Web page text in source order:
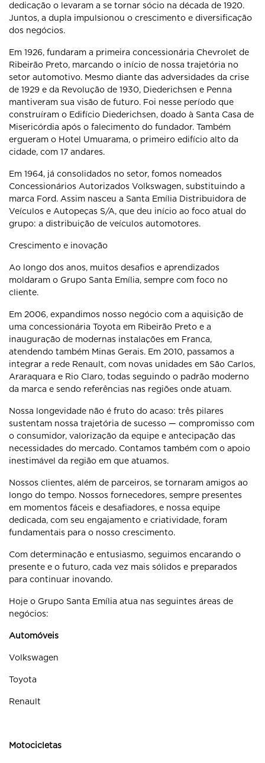
dedicação o levaram a se tornar sócio na década de 1920.
Juntos, a dupla impulsionou o crescimento e diversificação
dos negócios.
Em 1926, fundaram a primeira concessionária Chevrolet de
Ribeirão Preto, marcando o início de nossa trajetória no
setor automotivo. Mesmo diante das adversidades da crise
de 1929 e da Revolução de 1930, Diederichsen e Penna
mantiveram sua visão de futuro. Foi nesse período que
construíram o Edifício Diederichsen, doado à Santa Casa de
Misericórdia após o falecimento do fundador. Também
ergueram o Hotel Umuarama, o primeiro edifício alto da
cidade, com 17 andares.
Em 1964, já consolidados no setor, fomos nomeados
Concessionários Autorizados Volkswagen, substituindo a
marca Ford. Assim nasceu a Santa Emília Distribuidora de
Veículos e Autopeças S/A, que deu início ao foco atual do
grupo: a distribuição de veículos automotores.
Crescimento e inovação
Ao longo dos anos, muitos desafios e aprendizados
moldaram o Grupo Santa Emília, sempre com foco no
cliente.
Em 2006, expandimos nosso negócio com a aquisição de
uma concessionária Toyota em Ribeirão Preto e a
inauguração de modernas instalações em Franca,
atendendo também Minas Gerais. Em 2010, passamos a
integrar a rede Renault, com novas unidades em São Carlos,
Araraquara e Rio Claro, todas seguindo o padrão moderno
da marca e sendo referências nas regiões onde atuam.
Nossa longevidade não é fruto do acaso: três pilares
sustentam nossa trajetória de sucesso — compromisso com
o consumidor, valorização da equipe e antecipação das
necessidades do mercado. Contamos também com o apoio
inestimável da região em que atuamos.
Nossos clientes, além de parceiros, se tornaram amigos ao
longo do tempo. Nossos fornecedores, sempre presentes
em momentos fáceis e desafiadores, e nossa equipe
dedicada, com seu engajamento e criatividade, foram
fundamentais para o nosso crescimento.
Com determinação e entusiasmo, seguimos encarando o
presente e o futuro, cada vez mais sólidos e preparados
para continuar inovando.
Hoje o Grupo Santa Emília atua nas seguintes áreas de
negócios:
Automóveis
Volkswagen
Toyota
Renault
Motocicletas